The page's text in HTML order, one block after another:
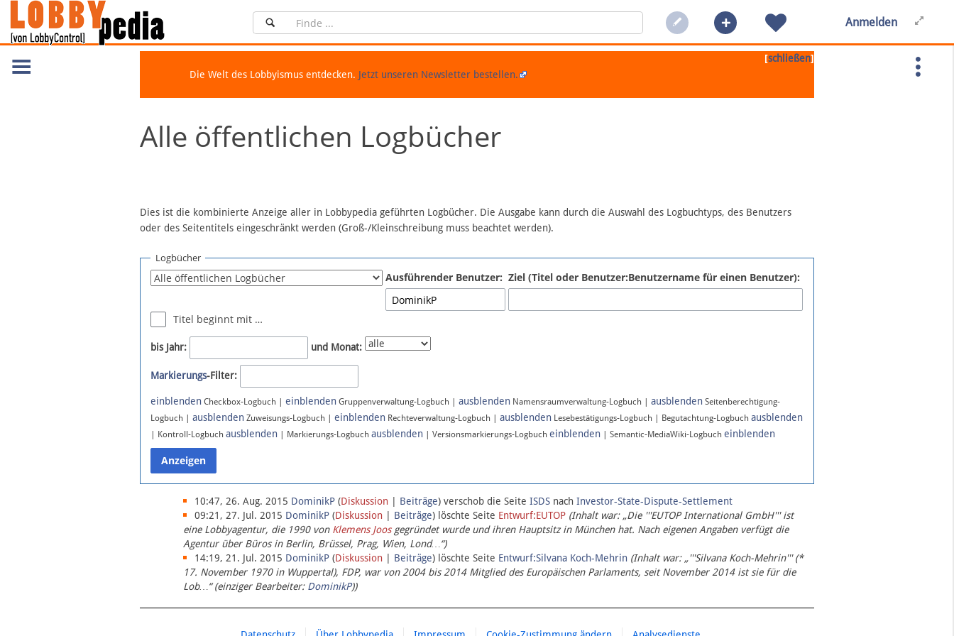
Anmelden
[schließen]
Die Welt des Lobbyismus entdecken. Jetzt unseren Newsletter bestellen.
Alle öffentlichen Logbücher
Dies ist die kombinierte Anzeige aller in Lobbypedia geführten Logbücher. Die Ausgabe kann durch die Auswahl des Logbuchtyps, des Benutzers
oder des Seitentitels eingeschränkt werden (Groß-/Kleinschreibung muss beachtet werden).
Logbücher
Ausführender Benutzer: Ziel (Titel oder Benutzer:Benutzername für einen Benutzer):
Titel beginnt mit …
bis Jahr: und Monat:
Markierungs-Filter:
einblenden Checkbox-Logbuch | einblenden Gruppenverwaltung-Logbuch | ausblenden Namensraumverwaltung-Logbuch | ausblenden Seitenberechtigung-
Logbuch | ausblenden Zuweisungs-Logbuch | einblenden Rechteverwaltung-Logbuch | ausblenden Lesebestätigungs-Logbuch | Begutachtung-Logbuch ausblenden
| Kontroll-Logbuch ausblenden | Markierungs-Logbuch ausblenden | Versionsmarkierungs-Logbuch einblenden | Semantic-MediaWiki-Logbuch einblenden
10:47, 26. Aug. 2015 DominikP (Diskussion | Beiträge) verschob die Seite ISDS nach Investor-State-Dispute-Settlement
09:21, 27. Jul. 2015 DominikP (Diskussion | Beiträge) löschte Seite Entwurf:EUTOP (Inhalt war: „Die '''EUTOP International GmbH''' ist
eine Lobbyagentur, die 1990 von Klemens Joosgegründet wurde und ihren Hauptsitz in München hat. Nach eigenen Angaben verfügt die
Agentur über Büros in Berlin, Brüssel, Prag, Wien, Lond…“)
14:19, 21. Jul. 2015 DominikP (Diskussion | Beiträge) löschte Seite Entwurf:Silvana Koch-Mehrin (Inhalt war: „'''Silvana Koch-Mehrin''' (*
17. November 1970 in Wuppertal), FDP, war von 2004 bis 2014 Mitglied des Europäischen Parlaments, seit November 2014 ist sie für die
Lob…“ (einziger Bearbeiter: DominikP))